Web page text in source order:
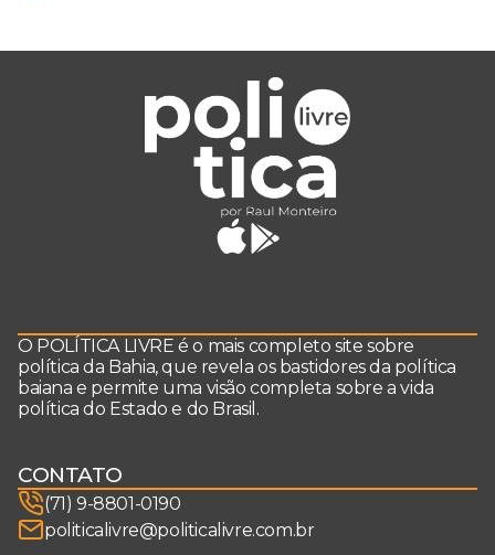
O POLÍTICA LIVRE é o mais completo site sobre
política da Bahia, que revela os bastidores da política
baiana e permite uma visão completa sobre a vida
política do Estado e do Brasil.
CONTATO
(71) 9-8801-0190
politicalivre@politicalivre.com.br